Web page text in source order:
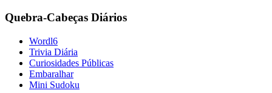
Quebra-Cabeças Diários
Wordl6
Trivia Diária
Curiosidades Públicas
Embaralhar
Mini Sudoku